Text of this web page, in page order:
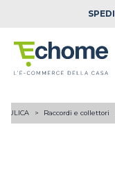
Raccordi e collettori